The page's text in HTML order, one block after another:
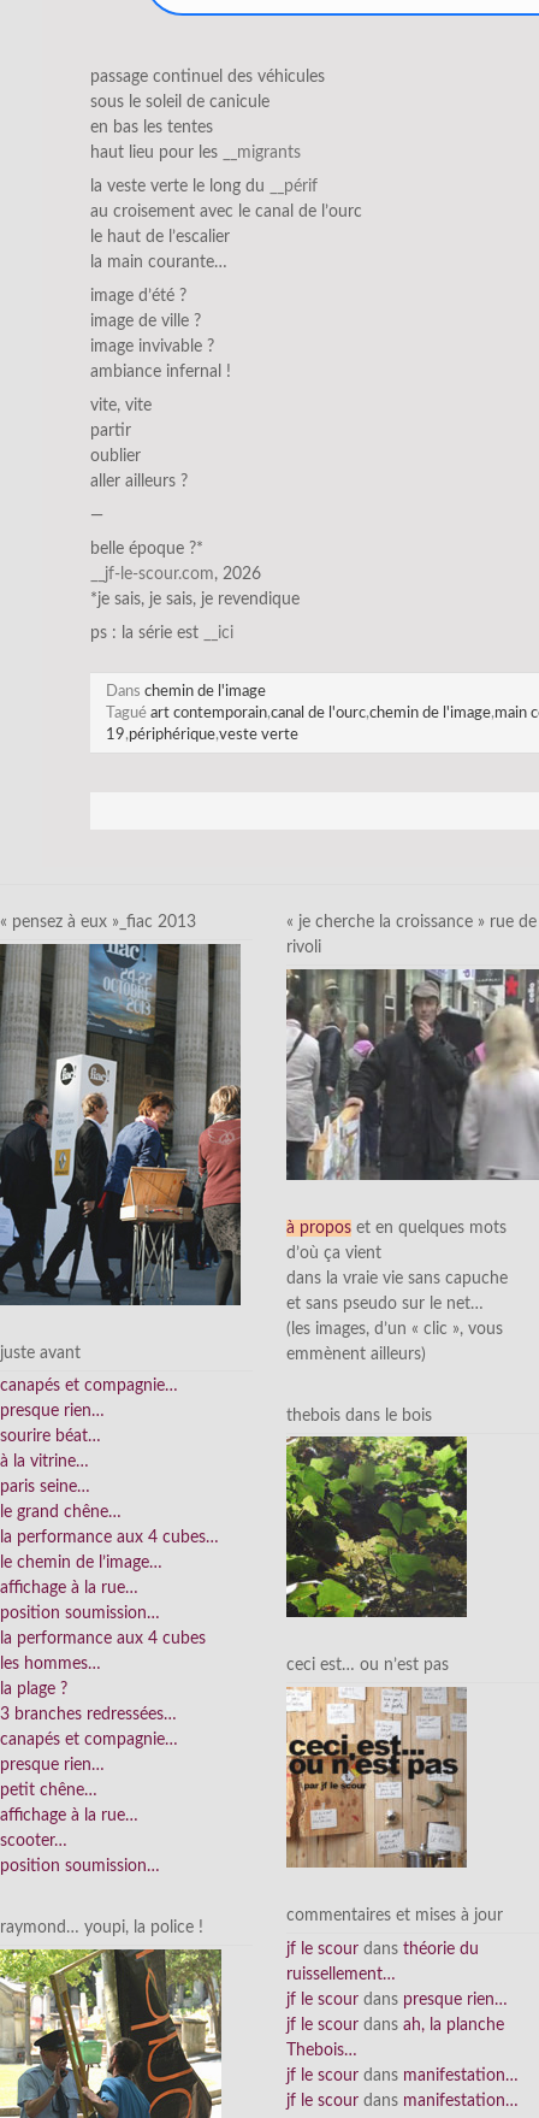
passage continuel des véhicules
sous le soleil de canicule
en bas les tentes
haut lieu pour les
__migrants
la veste verte le long du
__périf
au croisement avec le canal de l’ourc
le haut de l’escalier
la main courante…
image d’été ?
image de ville ?
image invivable ?
ambiance infernal !
vite, vite
partir
oublier
aller ailleurs ?
—
belle époque ?*
__jf-le-scour.com, 2026
*je sais, je sais, je revendique
ps : la série est
__ici
Dans chemin de l'image
Tagué art contemporain,canal de l'ourc,chemin de l'image,main
19,périphérique,veste verte
« pensez à eux »_fiac 2013
juste avant
canapés et compagnie…
presque rien…
sourire béat…
à la vitrine…
paris seine…
le grand chêne…
la performance aux 4 cubes…
le chemin de l’image…
affichage à la rue…
position soumission…
la performance aux 4 cubes
les hommes…
la plage ?
3 branches redressées…
canapés et compagnie…
presque rien…
petit chêne…
affichage à la rue…
scooter…
position soumission…
raymond… youpi, la police !
« je cherche la croissance » rue de
rivoli
à propos et en quelques mots
d’où ça vient
dans la vraie vie sans capuche
et sans pseudo sur le net…
(les images, d’un « clic », vous
emmènent ailleurs)
thebois dans le bois
ceci est… ou n’est pas
commentaires et mises à jour
jf le scour dans théorie du
ruissellement…
jf le scour dans presque rien…
jf le scour dans ah, la planche
Thebois…
jf le scour dans manifestation…
jf le scour dans manifestation…